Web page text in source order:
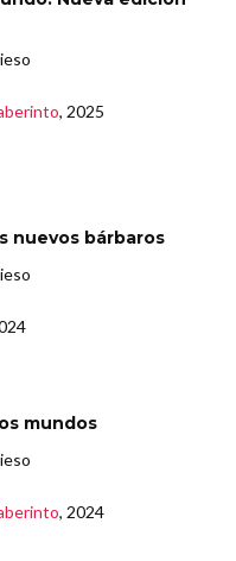
, 2025
nuevos bárbaros
mundos
, 2024